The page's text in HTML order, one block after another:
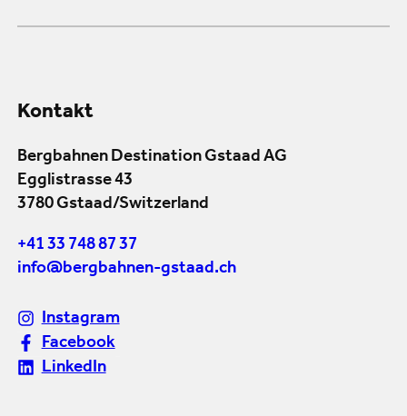
Kontakt
Bergbahnen Destination Gstaad AG
Egglistrasse 43
3780 Gstaad/Switzerland
+41 33 748 87 37
info@bergbahnen-gstaad.ch
Instagram
Facebook
LinkedIn